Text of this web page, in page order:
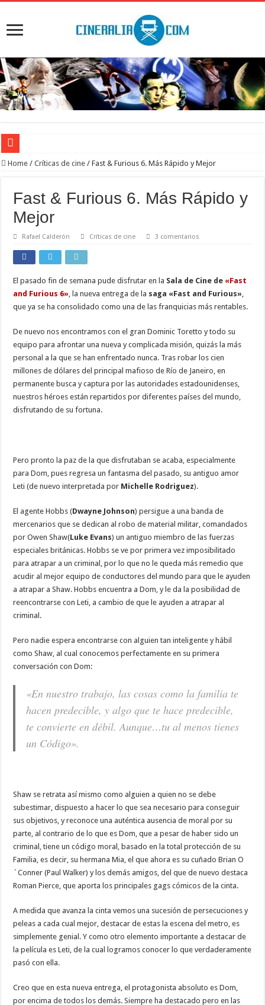
‘El Diablo se viste de Prada 2’. Desaparece la magia
‘La Asistenta’. Dúo perfecto
Crítica de Spider-Man: Brand new day. Un gran poder conlleva una gran película
‘Supergirl’. De 7’5 con fresquito
Home / Críticas de cine / Fast & Furious 6. Más Rápido y Mejor
Fast & Furious 6. Más Rápido y
Mejor
Rafael Calderón Críticas de cine 3 comentarios
El pasado fin de semana pude disfrutar en la Sala de Cine de «Fast
and Furious 6», la nueva entrega de la saga «Fast and Furious»,
que ya se ha consolidado como una de las franquicias más rentables.
De nuevo nos encontramos con el gran Dominic Toretto y todo su
equipo para afrontar una nueva y complicada misión, quizás la más
personal a la que se han enfrentado nunca. Tras robar los cien
millones de dólares del principal mafioso de Río de Janeiro, en
permanente busca y captura por las autoridades estadounidenses,
nuestros héroes están repartidos por diferentes países del mundo,
disfrutando de su fortuna.
Pero pronto la paz de la que disfrutaban se acaba, especialmente
para Dom, pues regresa un fantasma del pasado, su antiguo amor
Leti (de nuevo interpretada por Michelle Rodriguez).
El agente Hobbs (Dwayne Johnson) persigue a una banda de
mercenarios que se dedican al robo de material militar, comandados
por Owen Shaw(Luke Evans) un antiguo miembro de las fuerzas
especiales británicas. Hobbs se ve por primera vez imposibilitado
para atrapar a un criminal, por lo que no le queda más remedio que
acudir al mejor equipo de conductores del mundo para que le ayuden
a atrapar a Shaw. Hobbs encuentra a Dom, y le da la posibilidad de
reencontrarse con Leti, a cambio de que le ayuden a atrapar al
criminal.
Pero nadie espera encontrarse con alguien tan inteligente y hábil
como Shaw, al cual conocemos perfectamente en su primera
conversación con Dom:
«En nuestro trabajo, las cosas como la familia te
hacen predecible, y algo que te hace predecible,
te convierte en débil. Aunque…tu al menos tienes
un Código».
Shaw se retrata así mismo como alguien a quien no se debe
subestimar, dispuesto a hacer lo que sea necesario para conseguir
sus objetivos, y reconoce una auténtica ausencia de moral por su
parte, al contrario de lo que es Dom, que a pesar de haber sido un
criminal, tiene un código moral, basado en la total protección de su
Familia, es decir, su hermana Mia, el que ahora es su cuñado Brian O
´Conner (Paul Walker) y los demás amigos, del que de nuevo destaca
Roman Pierce, que aporta los principales gags cómicos de la cinta.
A medida que avanza la cinta vemos una sucesión de persecuciones y
peleas a cada cual mejor, destacar de estas la escena del metro, es
simplemente genial. Y como otro elemento importante a destacar de
la película es Leti, de la cual logramos conocer lo que verdaderamente
pasó con ella.
Creo que en esta nueva entrega, el protagonista absoluto es Dom,
por encima de todos los demás. Siempre ha destacado pero en las